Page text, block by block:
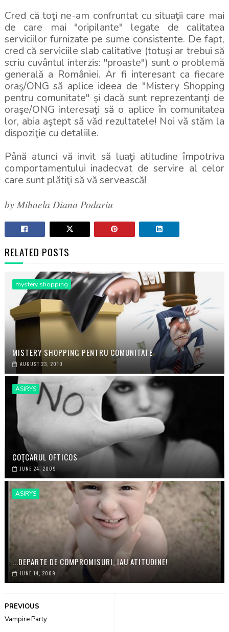
Cred că toţi ne-am confruntat cu situaţii care mai
de care mai "oripilante" legate de calitatea
serviciilor furnizate pe sume consistente. De fapt,
cred că serviciile slab calitative (totuşi ar trebui să
scriu cuvântul interzis: "proaste") sunt o problemă
generală a României. Ar fi interesant ca fiecare
oraş/ONG să aplice ideea de "Mistery Shopping
pentru comunitate" şi dacă sunt reprezentanţi de
oraşe/ONG interesaţi să o aplice în comunitatea
lor, abia aştept să văd rezultatele! Noi vă stăm la
dispoziţie cu detaliile.
Până atunci vă invit să luaţi atitudine împotriva
comportamentului inadecvat de servire al celor
care sunt plătiţi să vă servească!
by Mihaela Diana Podariu
RELATED POSTS
mystery shopping
MISTERY SHOPPING PENTRU COMUNITATE
AUGUST 23, 2010
ASIRYS
COŢCARUL OFTICOS
JUNE 24, 2009
ASIRYS
...DEPARTE DE COMPROMISURI, IAU ATITUDINE!
JUNE 14, 2009
PREVIOUS
Vampire Party